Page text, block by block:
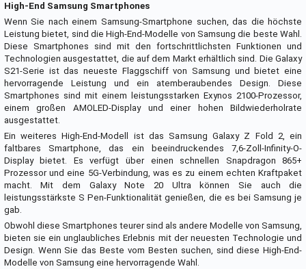
High-End Samsung Smartphones
Wenn Sie nach einem Samsung-Smartphone suchen, das die höchste
Leistung bietet, sind die High-End-Modelle von Samsung die beste Wahl.
Diese Smartphones sind mit den fortschrittlichsten Funktionen und
Technologien ausgestattet, die auf dem Markt erhältlich sind. Die Galaxy
S21-Serie ist das neueste Flaggschiff von Samsung und bietet eine
hervorragende Leistung und ein atemberaubendes Design. Diese
Smartphones sind mit einem leistungsstarken Exynos 2100-Prozessor,
einem großen AMOLED-Display und einer hohen Bildwiederholrate
ausgestattet.
Ein weiteres High-End-Modell ist das Samsung Galaxy Z Fold 2, ein
faltbares Smartphone, das ein beeindruckendes 7,6-Zoll-Infinity-O-
Display bietet. Es verfügt über einen schnellen Snapdragon 865+
Prozessor und eine 5G-Verbindung, was es zu einem echten Kraftpaket
macht. Mit dem Galaxy Note 20 Ultra können Sie auch die
leistungsstärkste S Pen-Funktionalität genießen, die es bei Samsung je
gab.
Obwohl diese Smartphones teurer sind als andere Modelle von Samsung,
bieten sie ein unglaubliches Erlebnis mit der neuesten Technologie und
Design. Wenn Sie das Beste vom Besten suchen, sind diese High-End-
Modelle von Samsung eine hervorragende Wahl.